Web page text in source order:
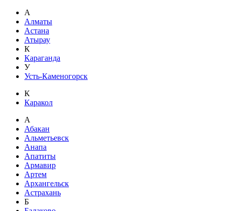
А
Алматы
Астана
Атырау
К
Караганда
У
Усть-Каменогорск
К
Каракол
А
Абакан
Альметьевск
Анапа
Апатиты
Армавир
Артем
Архангельск
Астрахань
Б